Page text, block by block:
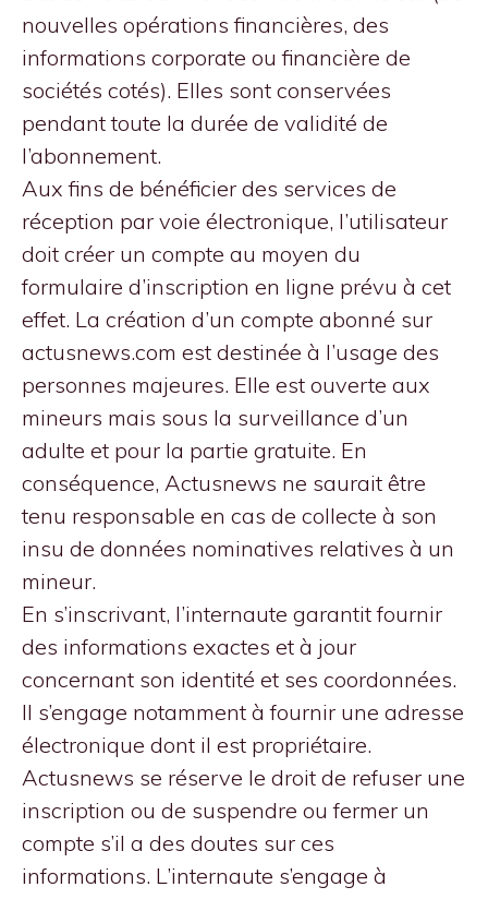
nouvelles opérations financières, des
informations corporate ou financière de
sociétés cotés). Elles sont conservées
pendant toute la durée de validité de
l’abonnement.
Aux fins de bénéficier des services de
réception par voie électronique, l’utilisateur
doit créer un compte au moyen du
formulaire d’inscription en ligne prévu à cet
effet. La création d’un compte abonné sur
actusnews.com est destinée à l’usage des
personnes majeures. Elle est ouverte aux
mineurs mais sous la surveillance d’un
adulte et pour la partie gratuite. En
conséquence, Actusnews ne saurait être
tenu responsable en cas de collecte à son
insu de données nominatives relatives à un
mineur.
En s’inscrivant, l’internaute garantit fournir
des informations exactes et à jour
concernant son identité et ses coordonnées.
Il s’engage notamment à fournir une adresse
électronique dont il est propriétaire.
Actusnews se réserve le droit de refuser une
inscription ou de suspendre ou fermer un
compte s’il a des doutes sur ces
informations. L’internaute s’engage à